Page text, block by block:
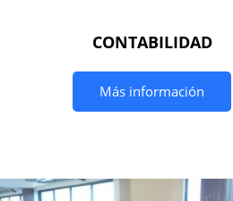
CONTABILIDAD
Más información